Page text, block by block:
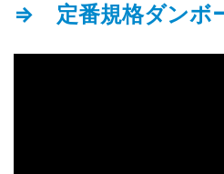
⇒ 定番規格ダンボ